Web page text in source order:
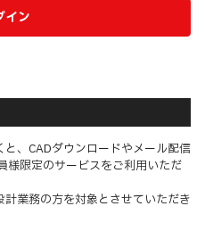
、CADダウンロードやメール配信
様限定のサービスをご利用いただ
業務の方を対象とさせていただき